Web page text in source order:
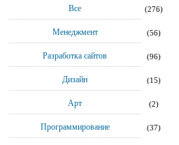
Все (276)
Менеджмент (56)
Разработка сайтов (96)
Дизайн (15)
Арт (2)
Программирование (37)